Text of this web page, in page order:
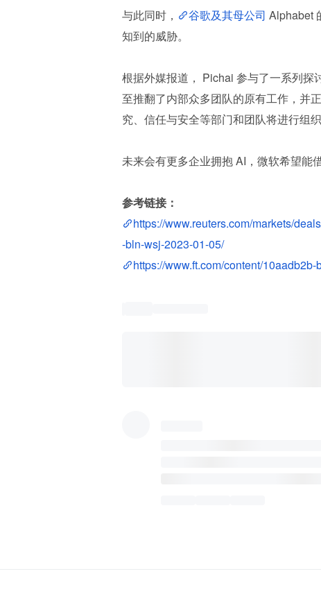
与此同时， 谷歌及其母公司 Alphabet
知到的威胁。
根据外媒报道， Pichai 参与了一系列探
至推翻了内部众多团队的原有工作，并
究、信任与安全等部门和团队将进行组
未来会有更多企业拥抱 AI，微软希望能
参考链接：
https://www.reuters.com/markets/
-bln-wsj-2023-01-05/
https://www.ft.com/content/